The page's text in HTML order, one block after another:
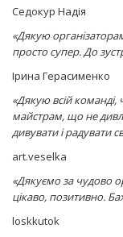
Седокур Надія
«Дякую
просто супер. До
Ірина Герасименко
«Дякую всій команді,
майстрам, що не
дивувати і радувати
art.veselka
«Дякуємо за чудово
цікаво, позитивно.
loskkutok